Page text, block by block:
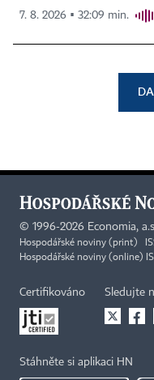
7. 8. 2026 ▪ 32:09 min.
© 1996-2026 Economia,
Hospodářské noviny (print)
Hospodářské noviny (online)
Certifikováno Sledujte
Stáhněte si aplikaci HN